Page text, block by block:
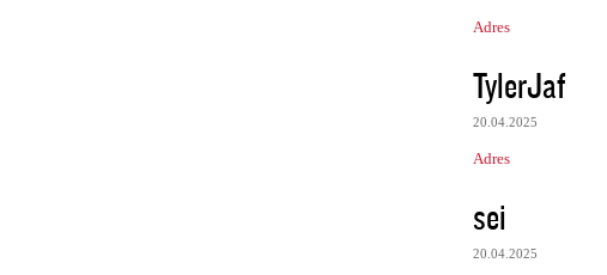
Adres
TylerJaf
20.04.2025
Adres
sei
20.04.2025